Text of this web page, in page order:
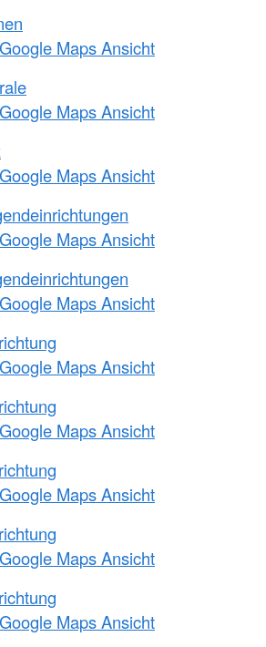
Maps Ansicht
Maps Ansicht
Maps Ansicht
Maps Ansicht
Maps Ansicht
Maps Ansicht
Maps Ansicht
Maps Ansicht
Maps Ansicht
Maps Ansicht